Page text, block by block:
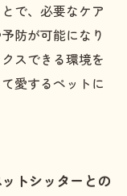
で、必要なケア
防が可能になり
スできる環境を
愛するペットに
トシッターとの